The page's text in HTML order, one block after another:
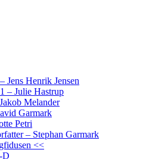
Jens Henrik Jensen
– Julie Hastrup
Melander
Garmark
Petri
– Stephan Garmark
<<
D